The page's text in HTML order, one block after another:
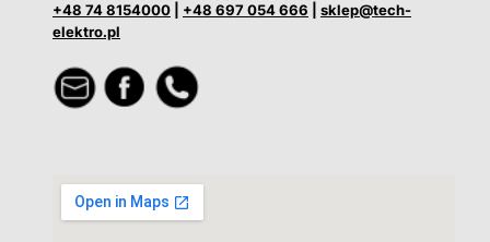
+48 74 8154000 +48 697 054 666
sklep@tech-
elektro.pl